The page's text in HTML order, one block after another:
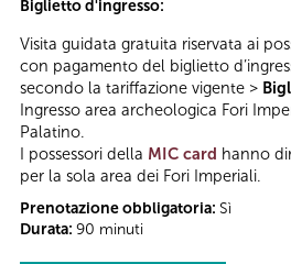
Biglietto d'ingresso:
Visita guidata gratuita riservata ai
con pagamento del biglietto
secondo la tariffazione vigente >
Ingresso area archeologica Fori
Palatino.
I possessori della MIC card hanno
per la sola area dei Fori Imperiali.
Prenotazione obbligatoria: Sì
Durata: 90 minuti